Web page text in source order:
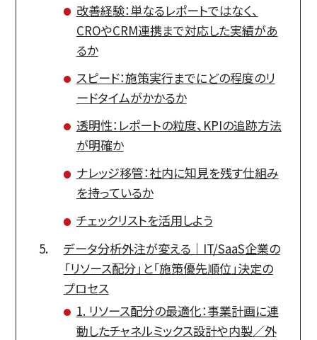
改善経験：単なるレポートではなく、
CROやCRM連携まで対応した実績があ
るか
スピード：施策実行までにどの程度のリ
ードタイムがかかるか
透明性：レポートの粒度、KPIの追跡方法
が明確か
ナレッジ移管：社内に知見を残す仕組み
を持っているか
チェックリストを活用しよう
データ分析外注が変える｜IT/SaaS企業の
「リソース配分」と「施策優先順位」決定の
プロセス
1. リソース配分の最適化：事業計画に連
動したチャネルミックス設計や内製／外